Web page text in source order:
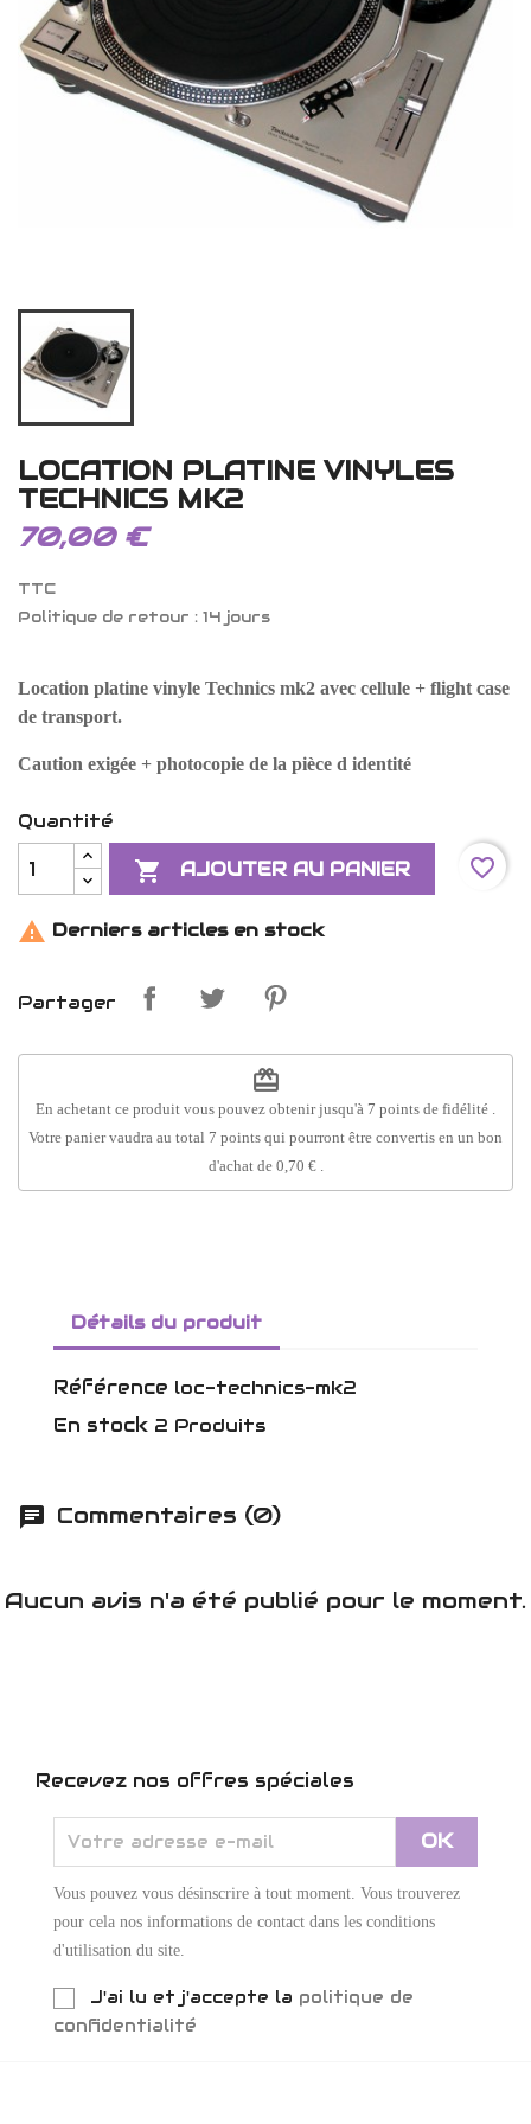
LOCATION PLATINE VINYLES
TECHNICS MK2
70,00 €
TTC
Politique de retour : 14 jours
Location platine vinyle Technics mk2 avec cellule + flight case
de transport.
Caution exigée + photocopie de la pièce d identité
Quantité
 AJOUTER AU PANIER favorite_border
 Derniers articles en stock
Partager
redeem
En achetant ce produit vous pouvez obtenir jusqu'à 7 points de fidélité
Votre panier vaudra au total 7 points qui pourront être convertis en un bon
d'achat de 0,70 €.
Détails du produit
Référence loc-technics-mk2
En stock 2 Produits
Commentaires (0)
Aucun avis n'a été publié pour le moment.
Recevez nos offres spéciales
Vous pouvez vous désinscrire à tout moment. Vous trouverez
pour cela nos informations de contact dans les conditions
d'utilisation du site.
J'ai lu et j'accepte la politique de
confidentialité